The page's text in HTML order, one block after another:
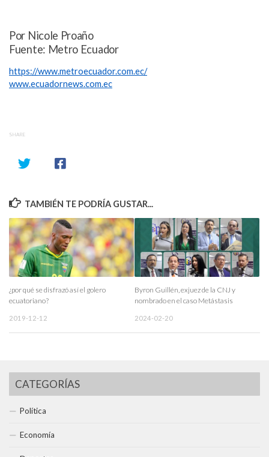
Por Nicole Proaño
Fuente: Metro Ecuador
https://www.metroecuador.com.ec/
www.ecuadornews.com.ec
SHARE
TAMBIÉN TE PODRÍA GUSTAR...
¿por qué se disfrazó así el golero
ecuatoriano?
2019-12-12
Byron Guillén, exjuez de la CNJ y
nombrado en el caso Metástasis
2024-02-20
CATEGORÍAS
Política
Economía